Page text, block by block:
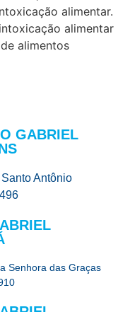
alimentar.
alimentar
alimentos
GABRIEL
Antônio
Senhora das Graças